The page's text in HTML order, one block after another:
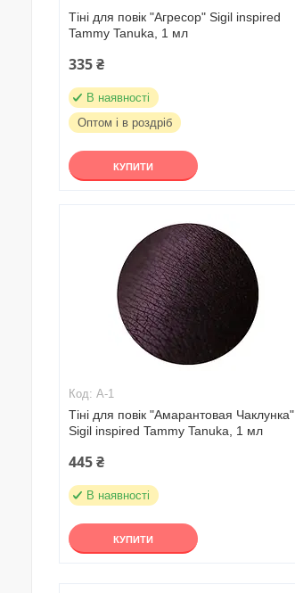
Тіні для повік "Агресор" Sigil inspired
Tammy Tanuka, 1 мл
335 ₴
В наявності
Оптом і в роздріб
КУПИТИ
А-1
Тіні для повік "Амарантовая Чаклунка"
Sigil inspired Tammy Tanuka, 1 мл
445 ₴
В наявності
КУПИТИ